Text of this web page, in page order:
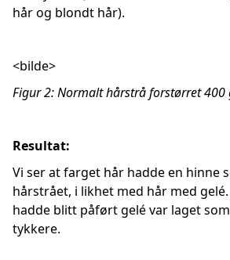
hår og blondt hår).
<bilde>
Figur 2: Normalt hårstrå forstørret 400
Resultat:
Vi ser at farget hår hadde en hinne
hårstrået, i likhet med hår med
hadde blitt påført gelé var laget
tykkere.